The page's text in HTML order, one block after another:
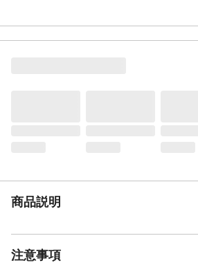
有効内寸(mm)高さ
26
商品説明
注意事項